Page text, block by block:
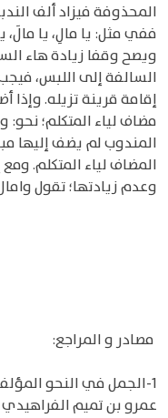
المحذوفة فيزاد ألف
ففي مثل: يا مالِ، يا مالَ،
ويصح وقفا زيادة هاء
السالفة إلى اللبس،
إقامة قرينة تزيله.
مضاف لياء المتكلم؛ نحو:
المندوب لم يضف إليها
المضاف لياء المتكلم.
وعدم زيادتها؛ تقول
مصادر و المراجع:
1-الجمل في النحو
عمرو بن تميم الفراهيدي